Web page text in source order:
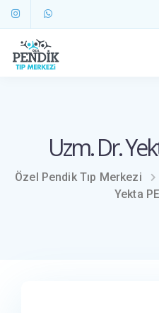
Uzm. Dr.
Özel Pendik Tıp Merkezi
Yekta